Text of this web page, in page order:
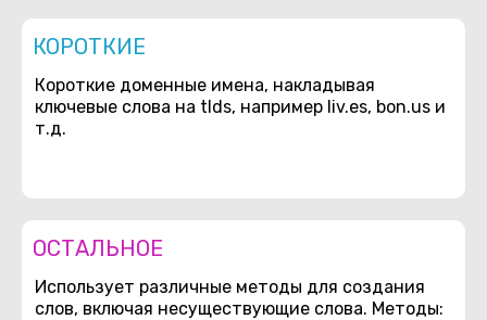
КОРОТКИЕ
Короткие доменные имена, накладывая
ключевые слова на tlds, например liv.es, bon.us и
т.д.
ОСТАЛЬНОЕ
Использует различные методы для создания
слов, включая несуществующие слова. Методы: